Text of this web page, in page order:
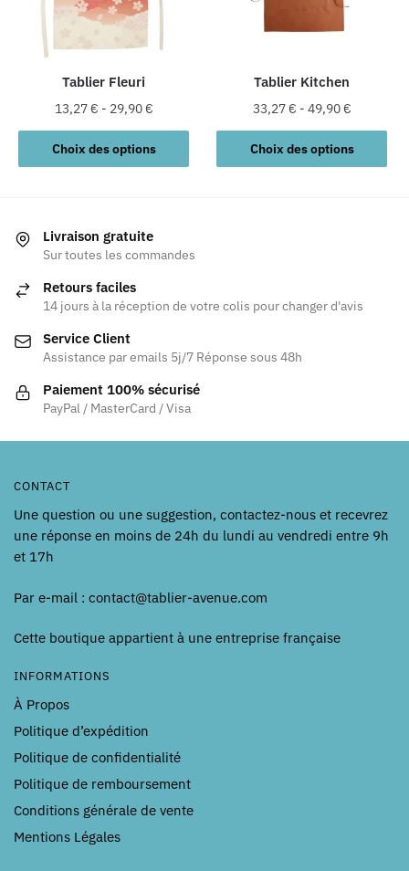
Tablier Fleuri
13,27€ - 29,90€
Choix des options
Ce
produit
variations.
Les
peuvent
choisies
sur
la
page
Tablier Kitchen
33,27€ - 49,90€
Choix des options
Ce
produit
être
sur
Livraison gratuite
Sur toutes les commandes
Retours faciles
14 jours à la réception de votre colis pour changer d'avis
Service Client
Assistance par emails 5j/7 Réponse sous 48h
Paiement 100% sécurisé
PayPal / MasterCard / Visa
CONTACT
Une question ou une suggestion, contactez-nous et recevrez
une réponse en moins de 24h du lundi au vendredi entre 9h
et 17h
Par e-mail : contact@tablier-avenue.com
Cette boutique appartient à une entreprise française
INFORMATIONS
À Propos
Politique d’expédition
Politique de confidentialité
Politique de remboursement
Conditions générale de vente
Mentions Légales